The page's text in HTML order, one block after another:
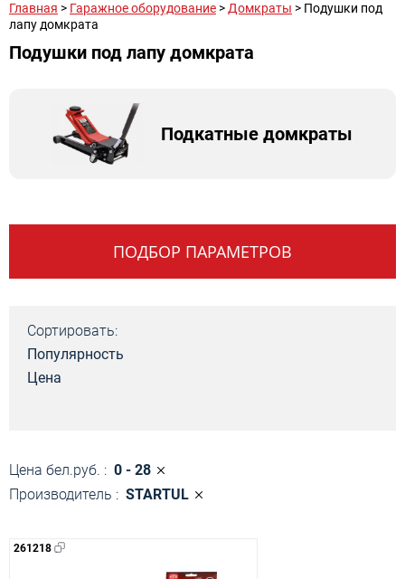
Главная > Гаражное оборудование > Домкраты > Подушки под
лапу домкрата
Подушки под лапу домкрата
Подкатные домкраты
ПОДБОР ПАРАМЕТРОВ
Сортировать:
Популярность
Цена
Цена бел.руб. : 0 - 28
Производитель : STARTUL
261218